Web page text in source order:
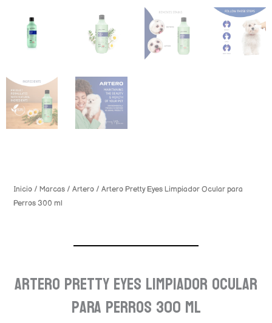
Inicio / Marcas / Artero / Artero Pretty Eyes Limpiador Ocular para
Perros 300 ml
Artero Pretty Eyes Limpiador Ocular
para Perros 300 ml